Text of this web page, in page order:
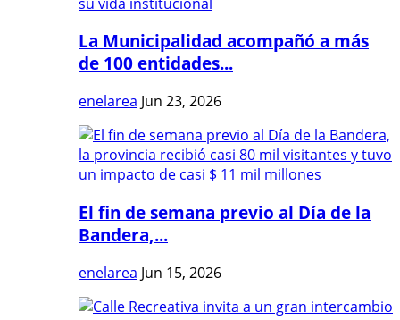
La Municipalidad acompañó a más
de 100 entidades...
enelarea Jun 23, 2026
El fin de semana previo al Día de la
Bandera,...
enelarea Jun 15, 2026